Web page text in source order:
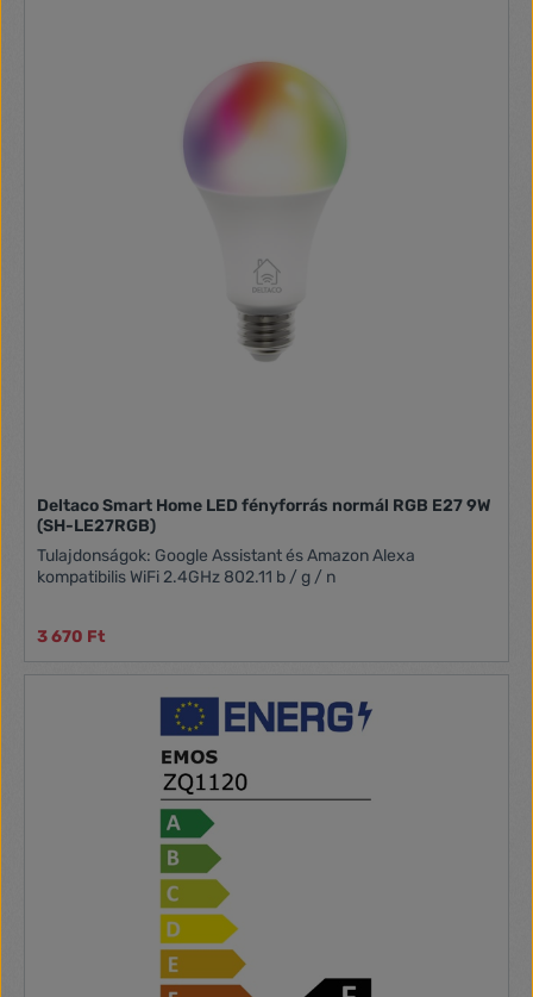
Deltaco Smart Home LED fényforrás normál RGB E27 9W
(SH-LE27RGB)
Tulajdonságok: Google Assistant és Amazon Alexa
kompatibilis WiFi 2.4GHz 802.11 b / g / n
3 670 Ft